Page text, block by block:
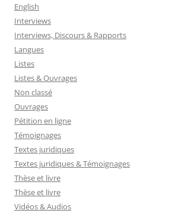
English
Interviews
Interviews, Discours & Rapports
Langues
Listes
Listes & Ouvrages
Non classé
Ouvrages
Pétition en ligne
Témoignages
Textes juridiques
Textes juridiques & Témoignages
Thèse et livre
Thèse et livre
Vidéos & Audios